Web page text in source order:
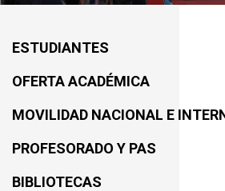
ESTUDIANTES
OFERTA ACADÉMICA
MOVILIDAD NACIONAL E
PROFESORADO Y PAS
BIBLIOTECAS